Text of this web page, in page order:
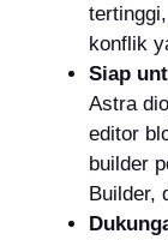
konflik
Siap
Astra
editor
builder
Builder,